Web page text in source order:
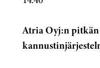
Atria Oyj:n